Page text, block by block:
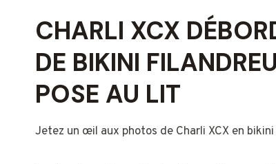
CHARLI XCX
DE BIKINI
POSE AU LIT
Jetez un œil aux photos de Charli XCX en bikini